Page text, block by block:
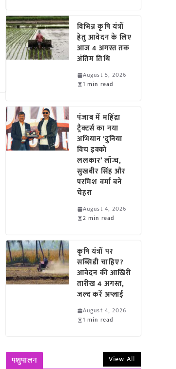
विभिन्न कृषि यंत्रों
हेतु आवेदन के लिए
आज 4 अगस्त तक
अंतिम तिथि
August 5, 2026
1 min read
पंजाब में महिंद्रा
ट्रैक्टर्स का नया
अभियान ‘दुनिया
विच इक्को
ललकार’ लॉन्च,
सुखबीर सिंह और
परमिश वर्मा बने
चेहरा
August 4, 2026
2 min read
कृषि यंत्रों पर
सब्सिडी चाहिए?
आवेदन की आखिरी
तारीख 4 अगस्त,
जल्द करें अप्लाई
August 4, 2026
1 min read
पशुपालन View All